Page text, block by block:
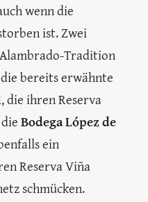
wenn die
ist. Zwei
Tradition
bereits erwähnte
, die ihren Reserva
Bodega López de
ein
Reserva Viña
schmücken.